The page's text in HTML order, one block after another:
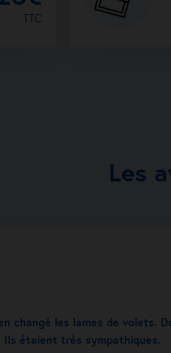
TTC
Les
changé les lames de volets.
Ils étaient très sympathiques.